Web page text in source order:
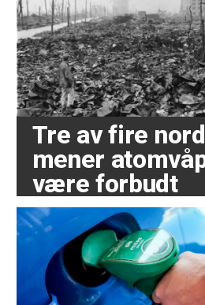
Tre av fire
mener
være forbudt